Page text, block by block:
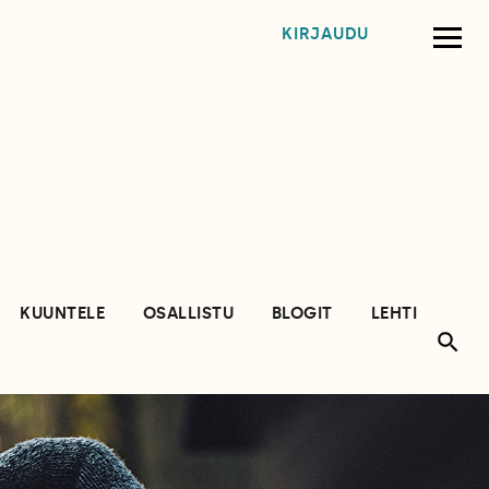
KIRJAUDU
KUUNTELE OSALLISTU BLOGIT LEHTI